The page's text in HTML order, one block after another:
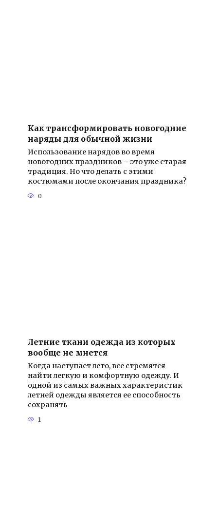
Как трансформировать новогодние
наряды для обычной жизни
Использование нарядов во время
новогодних праздников – это уже старая
традиция. Но что делать с этими
костюмами после окончания праздника?
0
Летние ткани одежда из которых
вообще не мнется
Когда наступает лето, все стремятся
найти легкую и комфортную одежду. И
одной из самых важных характеристик
летней одежды является ее способность
сохранять
1